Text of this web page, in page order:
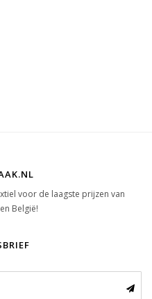
voor de laagste prijzen van
België!